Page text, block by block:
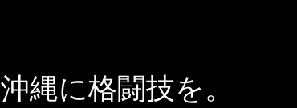
沖縄に格闘技を。